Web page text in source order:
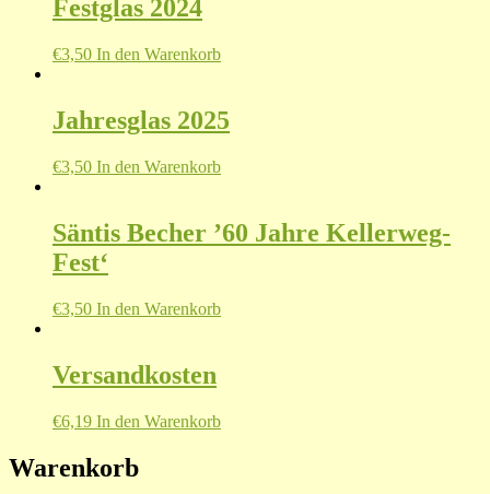
Festglas 2024
€3,50 In den Warenkorb
Jahresglas 2025
€3,50 In den Warenkorb
Säntis Becher ’60 Jahre Kellerweg-
Fest‘
€3,50 In den Warenkorb
Versandkosten
€6,19 In den Warenkorb
Warenkorb